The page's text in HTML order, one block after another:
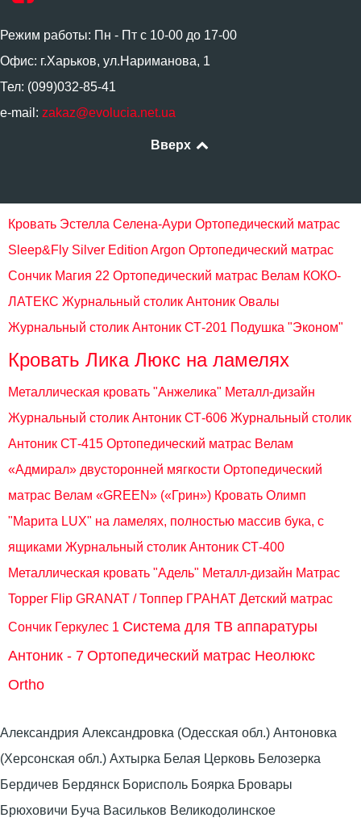
Режим работы: Пн - Пт с 10-00 до 17-00
Офис: г.Харьков, ул.Нариманова, 1
Тел: (099)032-85-41
e-mail: zakaz@evolucia.net.ua
Вверх
Кровать Эстелла Селена-Аури Ортопедический матрас
Sleep&Fly Silver Edition Argon Ортопедический матрас
Сончик Магия 22 Ортопедический матрас Велам КОКО-
ЛАТЕКС Журнальный столик Антоник Овалы
Журнальный столик Антоник СТ-201 Подушка "Эконом"
Кровать Лика Люкс на ламелях
Металлическая кровать "Анжелика" Металл-дизайн
Журнальный столик Антоник СТ-606 Журнальный столик
Антоник СТ-415 Ортопедический матрас Велам
«Адмирал» двусторонней мягкости Ортопедический
матрас Велам «GREEN» («Грин») Кровать Олимп
"Марита LUX" на ламелях, полностью массив бука, с
ящиками Журнальный столик Антоник СТ-400
Металлическая кровать "Адель" Металл-дизайн Матрас
Topper Flip GRANAT / Топпер ГРАНАТ Детский матрас
Сончик Геркулес 1 Система для ТВ аппаратуры
Антоник - 7 Ортопедический матрас Неолюкс
Ortho
Александрия Александровка (Одесская обл.) Антоновка
(Херсонская обл.) Ахтырка Белая Церковь Белозерка
Бердичев Бердянск Борисполь Боярка Бровары
Брюховичи Буча Васильков Великодолинское